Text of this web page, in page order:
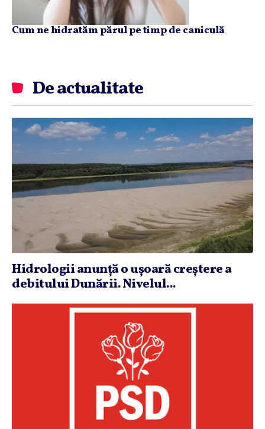
Cum ne hidratăm părul pe timp de caniculă
De actualitate
Hidrologii anunţă o uşoară creştere a
debitului Dunării. Nivelul...